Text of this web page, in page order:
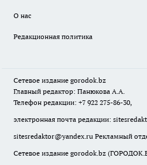
О нас
Редакционная политика
Сетевое издание gorodok.bz
Главный редактор: Панюкова А.А.
Телефон редакции: +7 922 275-86-30,
электронная почта редакции:
sitesredaktor@yandex.ru Рекламный
Сетевое издание gorodok.bz